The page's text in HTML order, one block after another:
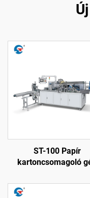
ST-100 Papír
kartoncsomagoló